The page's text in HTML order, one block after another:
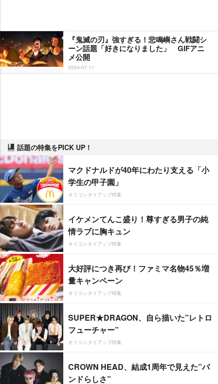
『鬼滅の刃』強すぎる！悲鳴嶼さん戦闘シ
ーン話題「好きになりました」 GIFアニ
メ公開
2024-07-11
話題の特集をPICK UP！
マクドナルドが40年にわたり支える「小
学生の甲子園」
オリコンタイアップ特集
イケメンてんこ盛り！尊すぎる男子の純
情ラブに胸キュン
オリコンタイアップ特集
大好評につき再び！ファミマ名物45％増
量キャンペーン
オリコンタイアップ特集
SUPER★DRAGON、自ら描いた”レトロ
フューチャー”
オリコンタイアップ特集
CROWN HEAD、結成1周年で見えた”バ
ンドらしさ”